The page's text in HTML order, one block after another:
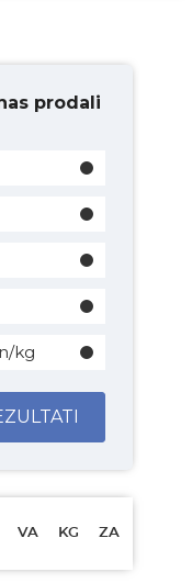
prodali
kg
VA KG ZA